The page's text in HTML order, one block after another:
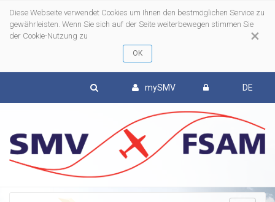
×
Diese Webseite verwendet Cookies um Ihnen den bestmöglichen Service zu
gewährleisten. Wenn Sie sich auf der Seite weiterbewegen stimmen Sie
der Cookie-Nutzung zu
mySMV DE